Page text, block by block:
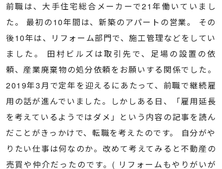
前職は、大手住宅総合メーカーで21年働いていまし
た。 最初の10年間は、新築のアパートの営業。 その
後10年は、リフォーム部門で、施工管理などをしてい
ました。 田村ビルズは取引先で、足場の設置の依
頼、産業廃棄物の処分依頼をお願いする関係でした。
2019年3月で定年を迎えるにあたって、前職で継続雇
用の話が進んでいました。しかしある日、「雇用延長
を考えているようではダメ」という内容の記事を読ん
だことがきっかけで、転職を考えたのです。 自分がや
りたい仕事は何なのか。改めて考えてみると不動産の
売買や仲介だったのです。( リフォームもやりがいが